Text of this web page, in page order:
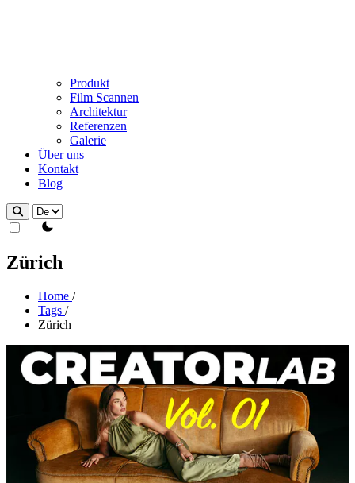
Produkt
Film Scannen
Architektur
Referenzen
Galerie
Über uns
Kontakt
Blog
theme switcher
Zürich
Home /
Tags /
Zürich